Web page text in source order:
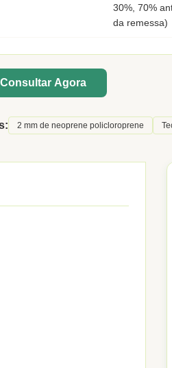
30%, 70%
da remessa)
Consultar Agora
2 mm de neoprene policloroprene